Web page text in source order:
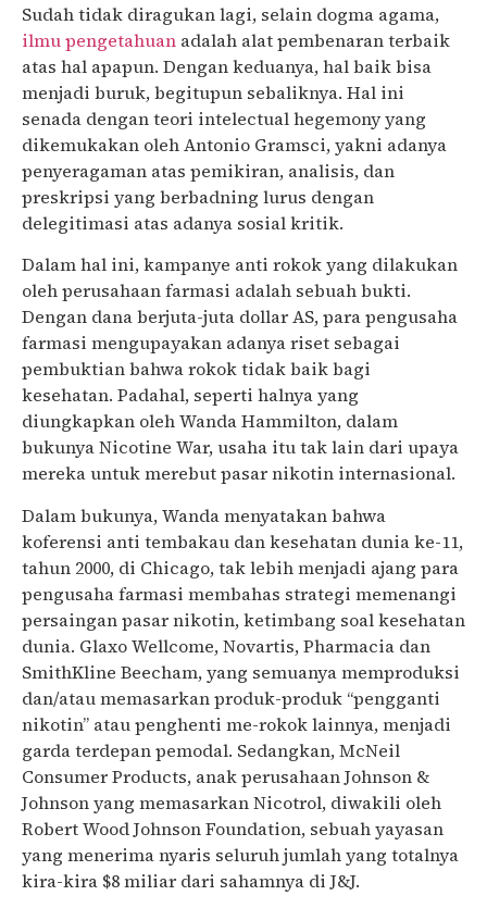
Sudah tidak diragukan lagi, selain dogma agama,
ilmu pengetahuan adalah alat pembenaran terbaik
atas hal apapun. Dengan keduanya, hal baik bisa
menjadi buruk, begitupun sebaliknya. Hal ini
senada dengan teori intelectual hegemony yang
dikemukakan oleh Antonio Gramsci, yakni adanya
penyeragaman atas pemikiran, analisis, dan
preskripsi yang berbadning lurus dengan
delegitimasi atas adanya sosial kritik.
Dalam hal ini, kampanye anti rokok yang dilakukan
oleh perusahaan farmasi adalah sebuah bukti.
Dengan dana berjuta-juta dollar AS, para pengusaha
farmasi mengupayakan adanya riset sebagai
pembuktian bahwa rokok tidak baik bagi
kesehatan. Padahal, seperti halnya yang
diungkapkan oleh Wanda Hammilton, dalam
bukunya Nicotine War, usaha itu tak lain dari upaya
mereka untuk merebut pasar nikotin internasional.
Dalam bukunya, Wanda menyatakan bahwa
koferensi anti tembakau dan kesehatan dunia ke-11,
tahun 2000, di Chicago, tak lebih menjadi ajang para
pengusaha farmasi membahas strategi memenangi
persaingan pasar nikotin, ketimbang soal kesehatan
dunia. Glaxo Wellcome, Novartis, Pharmacia dan
SmithKline Beecham, yang semuanya memproduksi
dan/atau memasarkan produk-produk “pengganti
nikotin” atau penghenti me-rokok lainnya, menjadi
garda terdepan pemodal. Sedangkan, McNeil
Consumer Products, anak perusahaan Johnson &
Johnson yang memasarkan Nicotrol, diwakili oleh
Robert Wood Johnson Foundation, sebuah yayasan
yang menerima nyaris seluruh jumlah yang totalnya
kira-kira $8 miliar dari sahamnya di J&J.